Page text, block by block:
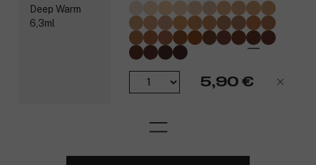
5,90 €